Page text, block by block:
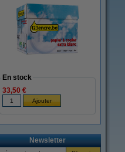
agrandir
En stock
33,50 €
Newsletter